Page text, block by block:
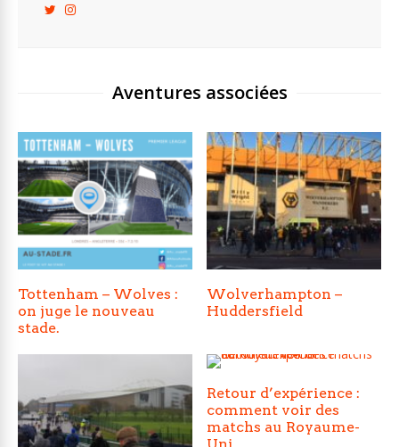
Aventures associées
Tottenham – Wolves :
on juge le nouveau
stade.
Wolverhampton –
Huddersfield
Retour d’expérience :
comment voir des
matchs au Royaume-